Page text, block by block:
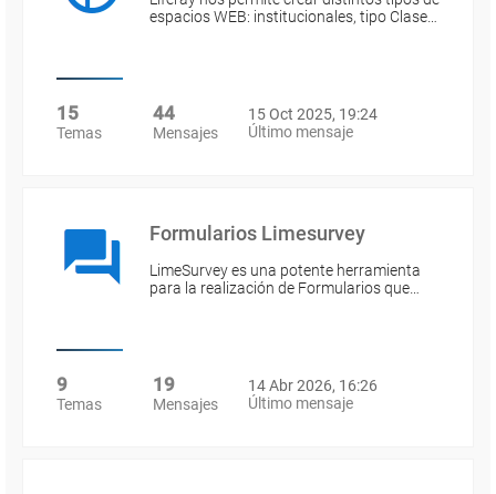
espacios WEB: institucionales, tipo Clase…
15
Temas
44
Mensajes
15 Oct 2025, 19:24
Último mensaje
Formularios Limesurvey
LimeSurvey es una potente herramienta
para la realización de Formularios que…
9
Temas
19
Mensajes
14 Abr 2026, 16:26
Último mensaje